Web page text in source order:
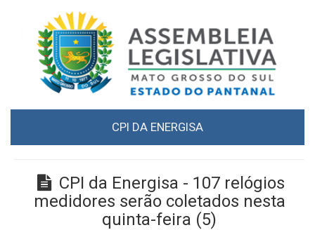
CPI DA ENERGISA
CPI da Energisa - 107 relógios
medidores serão coletados nesta
quinta-feira (5)